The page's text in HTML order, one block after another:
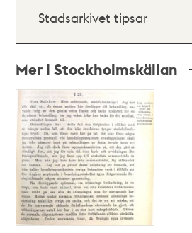
Stadsarkivet tipsar
Mer i Stockholmskällan
poster
och
teman